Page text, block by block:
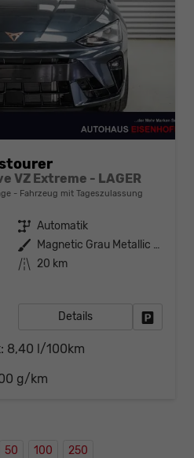
VZ Extreme - LAGER
Fahrzeug mit Tageszulassung
Getriebe Automatik
Außenfarbe
Magnetic Grau Metallic (S7)
Kilometerstand 20 km
Details
8,40 l/100km
g/km
50 100 250